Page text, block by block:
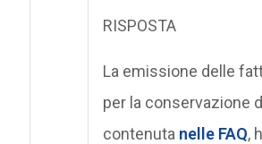
RISPOSTA
La emissione delle
per la conservazione
contenuta nelle FAQ,